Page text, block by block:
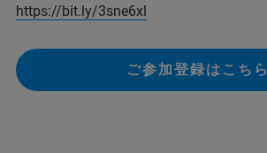
https://bit.ly/3sne6xl
ご参加登録はこちら